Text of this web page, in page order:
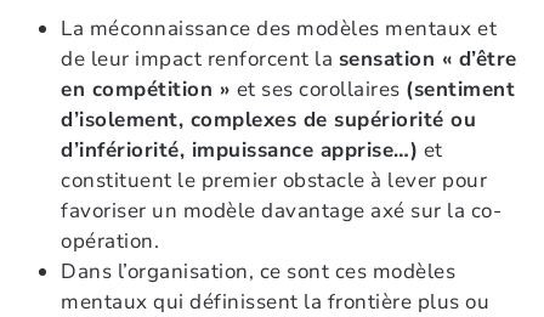
La méconnaissance des modèles mentaux et
de leur impact renforcent la sensation « d’être
en compétition » et ses corollaires (sentiment
d’isolement, complexes de supériorité ou
d’infériorité, impuissance apprise…) et
constituent le premier obstacle à lever pour
favoriser un modèle davantage axé sur la co-
opération.
Dans l’organisation, ce sont ces modèles
mentaux qui définissent la frontière plus ou